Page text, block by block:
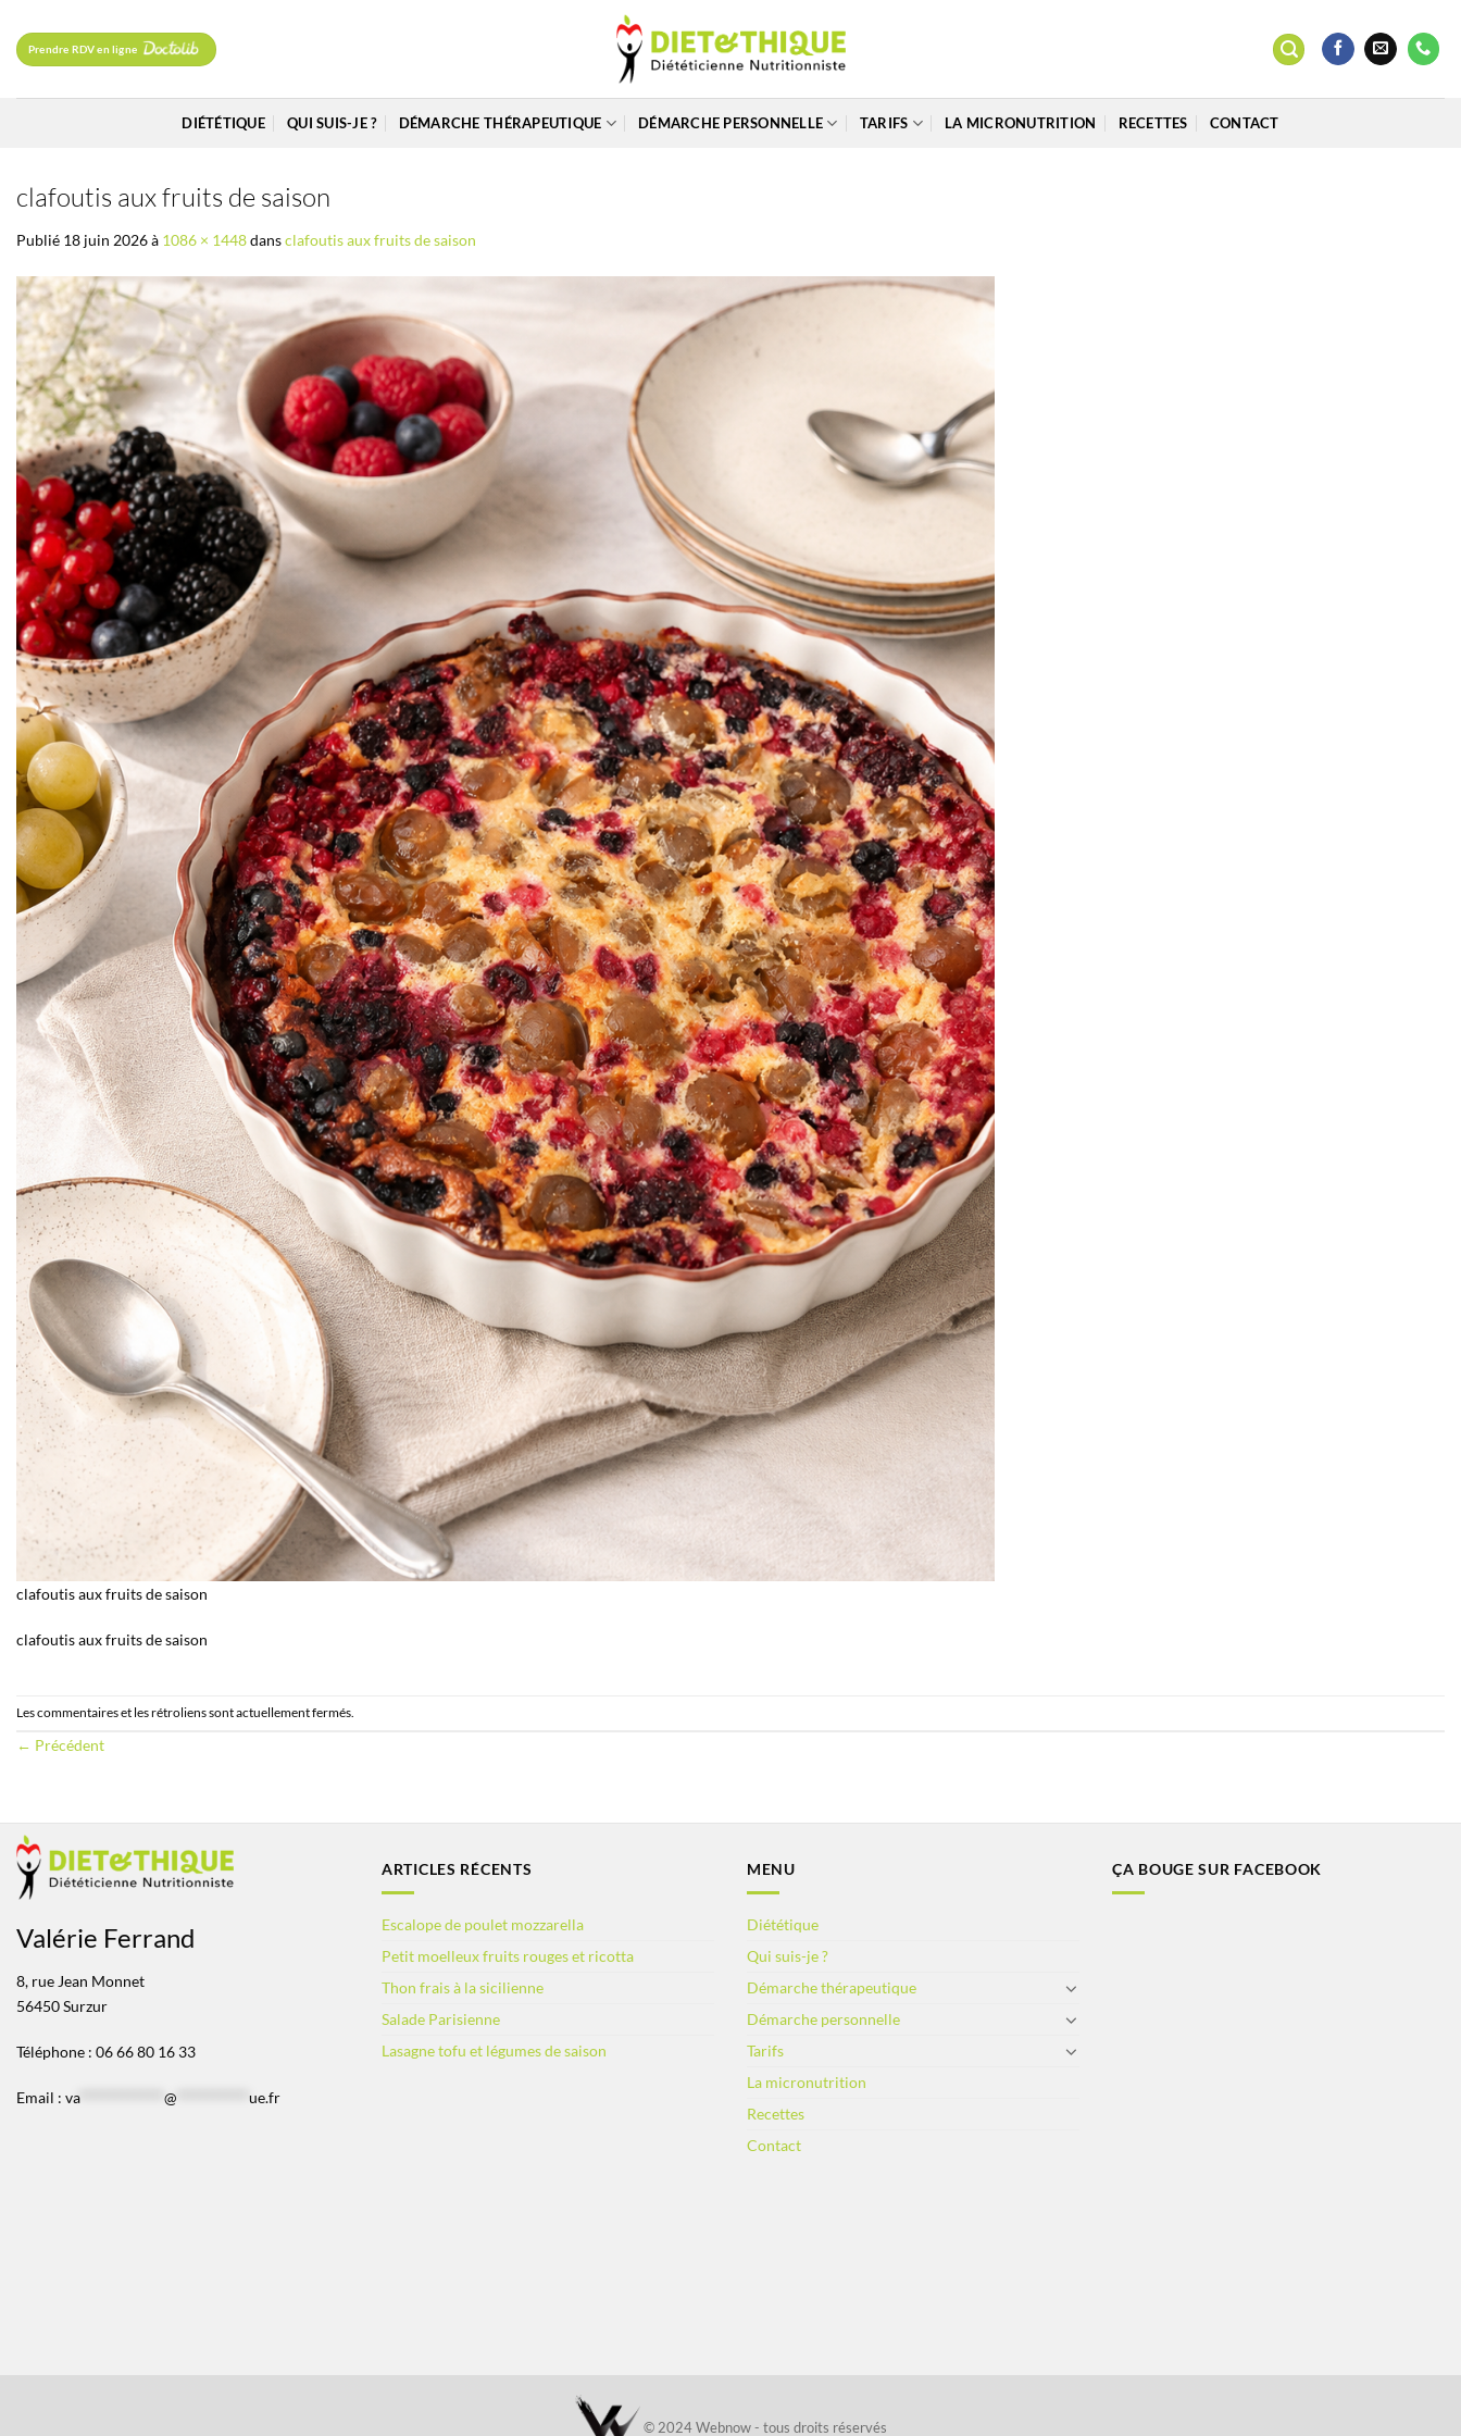
contenu
Prendre RDV en ligne
DIÉTÉTIQUE QUI SUIS-JE ? DÉMARCHE THÉRAPEUTIQUE DÉMARCHE PERSONNELLE TARIFS LA MICRONUTRITION RECETTES CONTACT
clafoutis aux fruits de saison
Publié 18 juin 2026à 1086 × 1448dansclafoutis aux fruits de saison
clafoutis aux fruits de saison
clafoutis aux fruits de saison
Les commentaires et les rétroliens sont actuellement fermés.
← Précédent
Valérie Ferrand
8, rue Jean Monnet
56450 Surzur
Téléphone : 06 66 80 16 33
Email : va************* @ ue.fr
ARTICLES RÉCENTS
Escalope de poulet mozzarella
Petit moelleux fruits rouges et ricotta
Thon frais à la sicilienne
Salade Parisienne
Lasagne tofu et légumes de saison
MENU
Diététique
Qui suis-je ?
Démarche thérapeutique
Démarche personnelle
Tarifs
La micronutrition
Recettes
Contact
ÇA BOUGE SUR FACEBOOK
© 2024 Webnow - tous droits réservés